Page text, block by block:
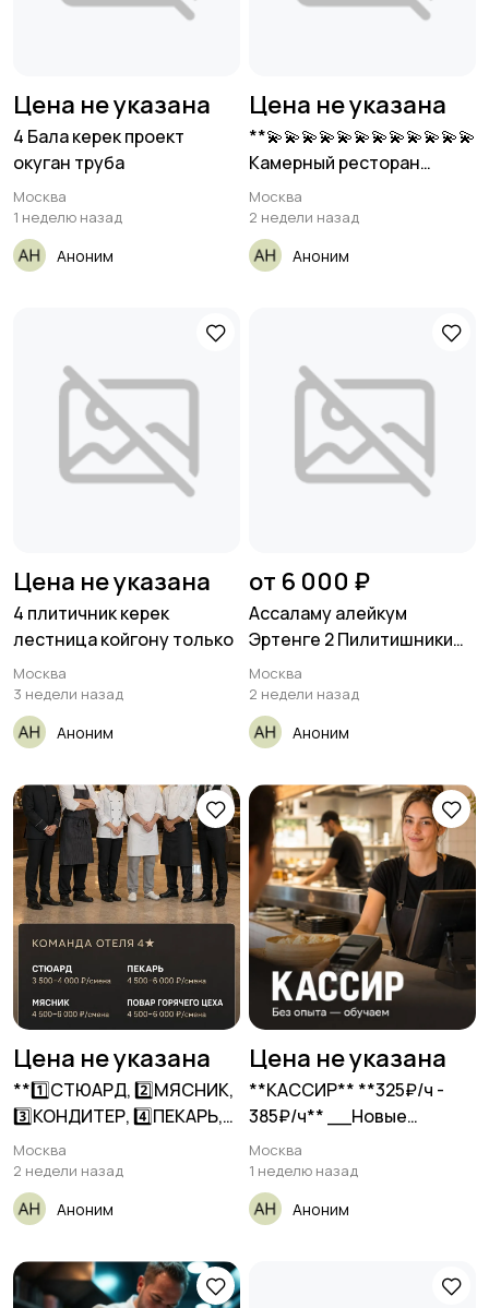
Цена не указана
4 Бала керек проект
окуган труба
Москва
1 неделю назад
Аноним
Цена не указана
**💫💫💫💫💫💫💫💫💫💫💫💫
Камерный ресторан
Copen57 на Патриарших
прудах
Москва
2 недели назад
Аноним
Цена не указана
4 плитичник керек
лестница койгону только
Москва
3 недели назад
Аноним
от 6 000 ₽
Ассаламу алейкум
Эртенге 2 Пилитишники
Жумушун
Москва
2 недели назад
Аноним
Цена не указана
**1️⃣СТЮАРД, 2️⃣МЯСНИК,
3️⃣КОНДИТЕР, 4️⃣ПЕКАРЬ,
5️⃣ПОВАР ГОРЯЧЕГО
Москва
2 недели назад
Аноним
Цена не указана
**КАССИР** **325₽/ч -
385₽/ч** __Новые
Русские
Москва
1 неделю назад
Аноним